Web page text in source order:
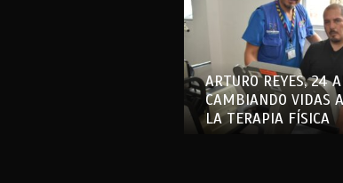
ARTURO REYES, 24
CAMBIANDO VIDAS
LA TERAPIA FÍSICA